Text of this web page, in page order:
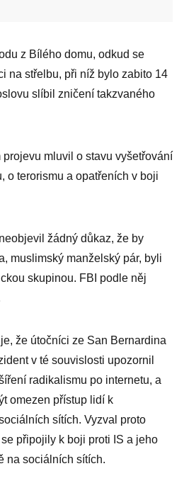
z Bílého domu, odkud se
na střelbu, při níž bylo zabito 14
slíbil zničení takzvaného
mluvil o stavu vyšetřování
o terorismu a opatřeních v boji
žádný důkaz, že by
muslimský manželský pár, byli
skupinou. FBI podle něj
že útočníci ze San Bernardina
v té souvislosti upozornil
radikalismu po internetu, a
omezen přístup lidí k
sítích. Vyzval proto
připojily k boji proti IS a jeho
na sociálních sítích.